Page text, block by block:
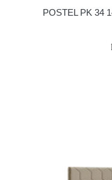
POSTEL PK 34